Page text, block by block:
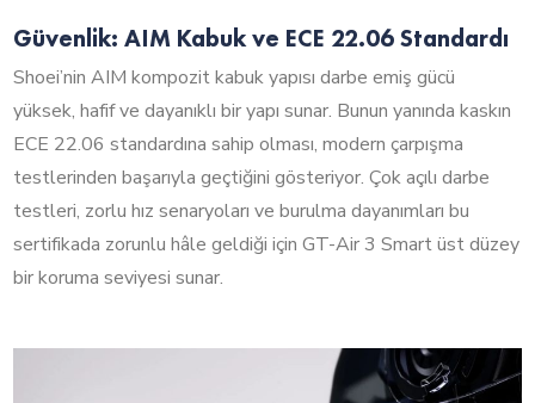
Güvenlik: AIM Kabuk ve ECE 22.06 Standardı
Shoei’nin AIM kompozit kabuk yapısı darbe emiş gücü
yüksek, hafif ve dayanıklı bir yapı sunar. Bunun yanında kaskın
ECE 22.06 standardına sahip olması, modern çarpışma
testlerinden başarıyla geçtiğini gösteriyor. Çok açılı darbe
testleri, zorlu hız senaryoları ve burulma dayanımları bu
sertifikada zorunlu hâle geldiği için GT-Air 3 Smart üst düzey
bir koruma seviyesi sunar.